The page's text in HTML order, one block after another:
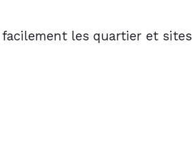
les quartier et sites